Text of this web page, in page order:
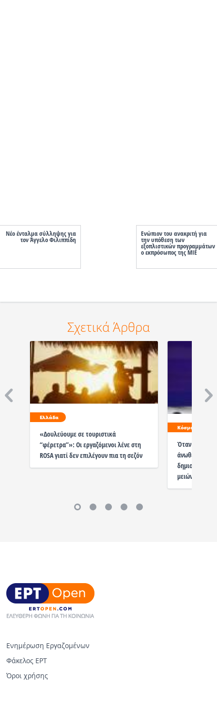
Νέο ένταλμα σύλληψης για
τον Άγγελο Φιλιππίδη
Ενώπιον του ανακριτή για
την υπόθεση των
εξοπλιστικών προγραμμάτων
ο εκπρόσωπος της MIE
Σχετικά Άρθρα
Ελλάδα
«Δουλεύουμε σε τουριστικά
“φέρετρα”»: Οι εργαζόμενοι λένε στη
ROSA γιατί δεν επιλέγουν πια τη σεζόν
Κόσμος
Όταν η
άνωθεν σε μια
μειώνεται
Ενημέρωση Εργαζομένων
Φάκελος ΕΡΤ
Όροι χρήσης